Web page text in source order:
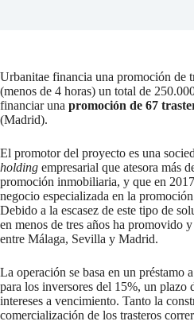
Urbanitae financia una promoción de
(menos de 4 horas) un total de
financiar una promoción de 67
(Madrid).
El promotor del proyecto es una
holding empresarial que atesora más
promoción inmobiliaria, y que en
negocio especializada en la
Debido a la escasez de este tipo de
en menos de tres años ha promovido
entre Málaga, Sevilla y Madrid.
La operación se basa en un préstamo
para los inversores del 15%, un plazo
intereses a vencimiento. Tanto la
comercialización de los trasteros